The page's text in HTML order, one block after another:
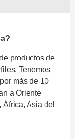
productos de
Tenemos
más de 10
a Oriente
Asia del